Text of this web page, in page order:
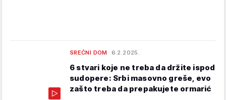
SREĆNI DOM 6.2.2025.
6 stvari koje ne treba da držite ispod
sudopere: Srbi masovno greše, evo
zašto treba da prepakujete ormarić